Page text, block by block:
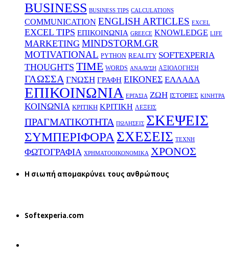
BUSINESS BUSINESS TIPS CALCULATIONS
COMMUNICATION ENGLISH ARTICLES EXCEL
EXCEL TIPS EΠΙΚΟΙΝΩΝΙΑ GREECE KNOWLEDGE LIFE
MARKETING MINDSTORM.GR
MOTIVATIONAL PYTHON REALITY SOFTEXPERIA
THOUGHTS TIME WORDS ΑΝΑΛΥΣΗ ΑΞΙΟΛΟΓΗΣΗ
ΓΛΩΣΣΑ ΓΝΩΣΗ ΓΡΑΦΗ ΕΙΚΟΝΕΣ ΕΛΛΑΔΑ
ΕΠΙΚΟΙΝΩΝΙΑ ΕΡΓΑΣΙΑ ΖΩΗ ΙΣΤΟΡΙΕΣ ΚΙΝΗΤΡΑ
ΚΟΙΝΩΝΙΑ ΚΡΙΤΙΚΗ ΚΡΙΤΙΚΗ ΛΕΞΕΙΣ
ΠΡΑΓΜΑΤΙΚΟΤΗΤΑ ΠΩΛΗΣΕΙΣ ΣΚΕΨΕΙΣ
ΣΥΜΠΕΡΙΦΟΡΑΣΧΕΣΕΙΣ ΤΕΧΝΗ
ΦΩΤΟΓΡΑΦΙΑ ΧΡΗΜΑΤΟΟΙΚΟΝΟΜΙΚΑ ΧΡΟΝΟΣ
H σιωπή απομακρύνει τους ανθρώπους
Softexperia.com